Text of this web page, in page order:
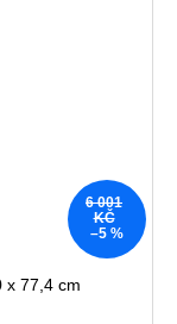
6 001
KČ
–5 %
x 77,4 cm